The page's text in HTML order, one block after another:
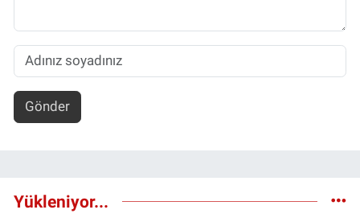
Gönder
Yükleniyor...